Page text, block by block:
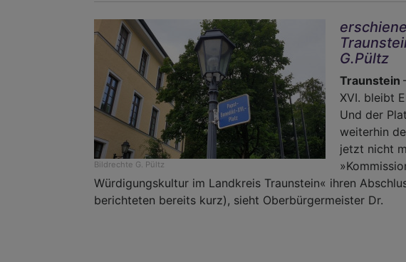
Bildrechte G. Pültz
G.Pültz
Traunstein
XVI. bleibt
Und der
weiterhin
jetzt nicht
Würdigungskultur im Landkreis Traunstein« ihren
berichteten bereits kurz), sieht Oberbürgermeister Dr.